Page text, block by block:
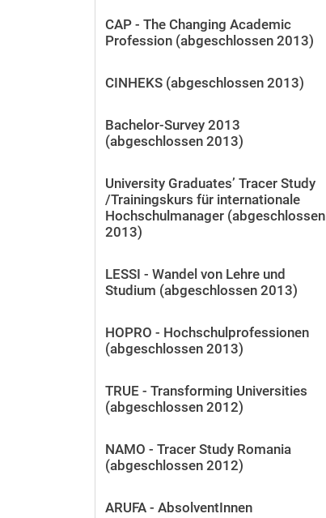
CAP - The Changing Academic
Profession (abgeschlossen 2013)
CINHEKS (abgeschlossen 2013)
Bachelor-Survey 2013
(abgeschlossen 2013)
University Graduates’ Tracer Study
/Trainingskurs für internationale
Hochschulmanager (abgeschlossen
2013)
LESSI - Wandel von Lehre und
Studium (abgeschlossen 2013)
HOPRO - Hochschulprofessionen
(abgeschlossen 2013)
TRUE - Transforming Universities
(abgeschlossen 2012)
NAMO - Tracer Study Romania
(abgeschlossen 2012)
ARUFA - AbsolventInnen